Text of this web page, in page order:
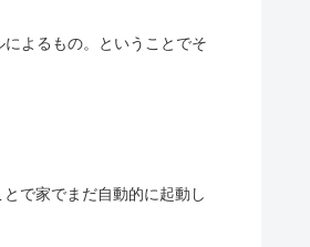
よるもの。ということでそ
で家でまだ自動的に起動し